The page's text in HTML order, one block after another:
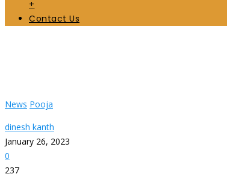
+
Contact Us
News Pooja
dinesh kanth
January 26, 2023
0
237